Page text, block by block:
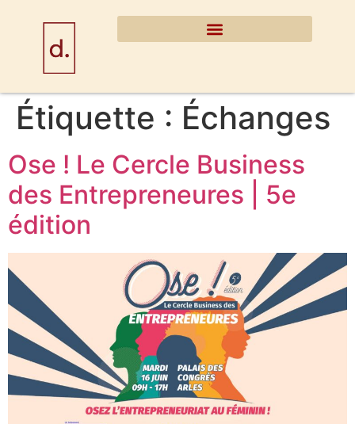
Étiquette : Échanges
Ose ! Le Cercle Business
des Entrepreneures | 5e
édition